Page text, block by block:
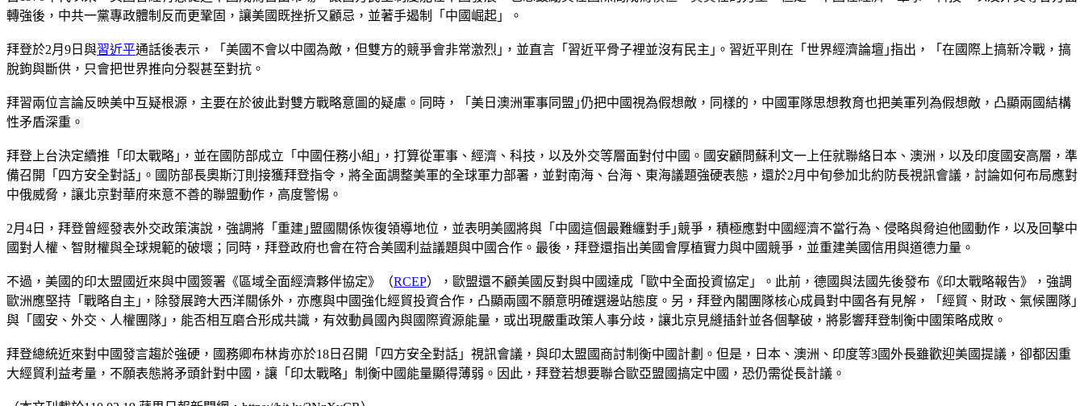
轉強後，中共一黨專政體制反而更鞏固，讓美國既挫折又顧忌，並著手遏制「中國崛起」。
拜登於2月9日與習近平通話後表示，「美國不會以中國為敵，但雙方的競爭會非常激烈｣，並直言「習近平骨子裡並沒有民主｣。習近平則在「世界經濟論壇｣指出，「在國際上搞新冷戰，搞
脫鉤與斷供，只會把世界推向分裂甚至對抗。
拜習兩位言論反映美中互疑根源，主要在於彼此對雙方戰略意圖的疑慮。同時，「美日澳洲軍事同盟｣仍把中國視為假想敵，同樣的，中國軍隊思想教育也把美軍列為假想敵，凸顯兩國結構
性矛盾深重。
拜登上台決定續推「印太戰略｣，並在國防部成立「中國任務小組｣，打算從軍事、經濟、科技，以及外交等層面對付中國。國安顧問蘇利文一上任就聯絡日本、澳洲，以及印度國安高層，準
備召開「四方安全對話｣。國防部長奧斯汀則接獲拜登指令，將全面調整美軍的全球軍力部署，並對南海、台海、東海議題強硬表態，還於2月中旬參加北約防長視訊會議，討論如何布局應對
中俄威脅，讓北京對華府來意不善的聯盟動作，高度警惕。
2月4日，拜登曾經發表外交政策演說，強調將「重建｣盟國關係恢復領導地位，並表明美國將與「中國這個最難纏對手｣競爭，積極應對中國經濟不當行為、侵略與脅迫他國動作，以及回擊中
國對人權、智財權與全球規範的破壞；同時，拜登政府也會在符合美國利益議題與中國合作。最後，拜登還指出美國會厚植實力與中國競爭，並重建美國信用與道德力量。
不過，美國的印太盟國近來與中國簽署《區域全面經濟夥伴協定》（RCEP），歐盟還不顧美國反對與中國達成「歐中全面投資協定」。此前，德國與法國先後發布《印太戰略報告》，強調
歐洲應堅持「戰略自主｣，除發展跨大西洋關係外，亦應與中國強化經貿投資合作，凸顯兩國不願意明確選邊站態度。另，拜登內閣團隊核心成員對中國各有見解，「經貿、財政、氣候團隊｣
與「國安、外交、人權團隊｣，能否相互磨合形成共識，有效動員國內與國際資源能量，或出現嚴重政策人事分歧，讓北京見縫插針並各個擊破，將影響拜登制衡中國策略成敗。
拜登總統近來對中國發言趨於強硬，國務卿布林肯亦於18日召開「四方安全對話」視訊會議，與印太盟國商討制衡中國計劃。但是，日本、澳洲、印度等3國外長雖歡迎美國提議，卻都因重
大經貿利益考量，不願表態將矛頭針對中國，讓「印太戰略」制衡中國能量顯得薄弱。因此，拜登若想要聯合歐亞盟國搞定中國，恐仍需從長計議。